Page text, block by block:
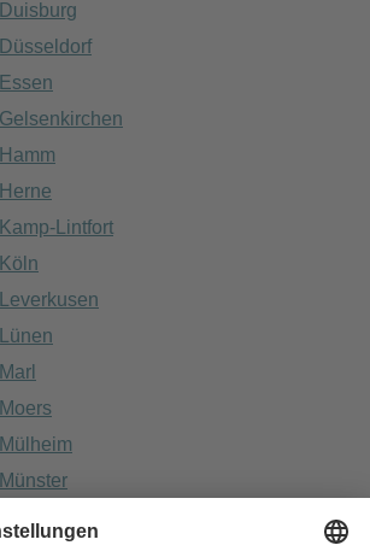
Lintfort